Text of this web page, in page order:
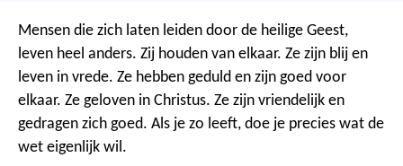
Mensen die zich laten leiden door de heilige Geest,
leven heel anders. Zij houden van elkaar. Ze zijn blij en
leven in vrede. Ze hebben geduld en zijn goed voor
elkaar. Ze geloven in Christus. Ze zijn vriendelijk en
gedragen zich goed. Als je zo leeft, doe je precies wat de
wet eigenlijk wil.